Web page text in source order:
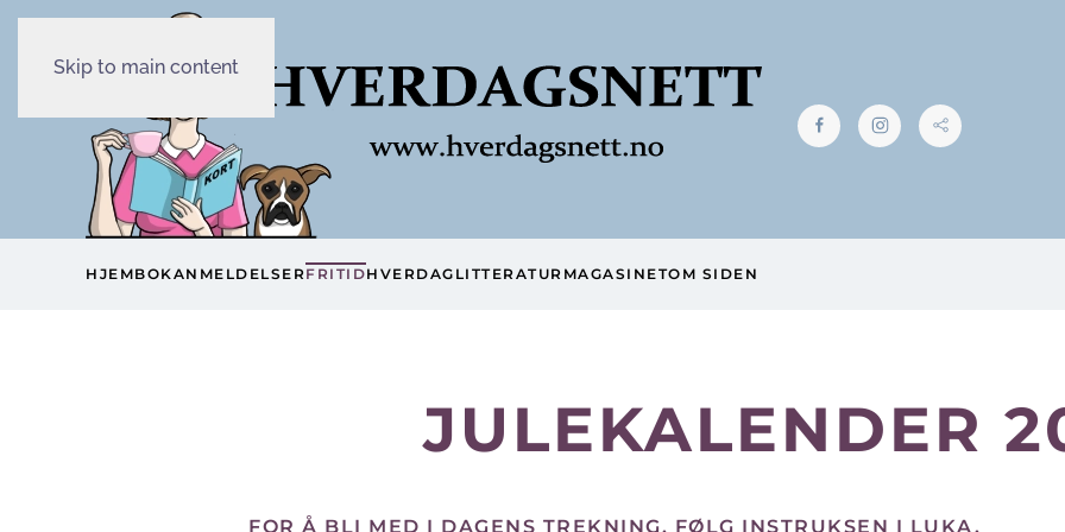
Skip to main content
HJEMBOKANMELDELSERFRITIDHVERDAG LITTERATUR MAGASINETOM SIDEN
JULEKALENDER
FOR Å BLI MED I DAGENS TREKNING. FØLG INSTRUKSEN I LUKA.